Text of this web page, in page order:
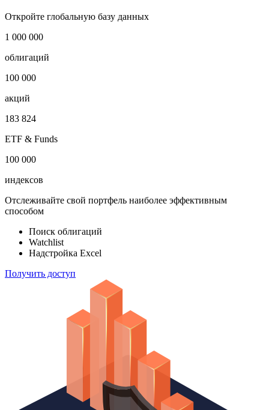
Откройте глобальную базу данных
1 000 000
облигаций
100 000
акций
183 824
ETF & Funds
100 000
Отслеживайте свой портфель наиболее эффективным
способом
Поиск облигаций
Надстройка Excel
Получить доступ